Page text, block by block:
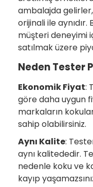
ambalajda
orijinali ile
müşteri deneyimi
satılmak üzere
Neden Tester
Ekonomik Fiyat:
göre daha uygun
markaların
sahip olabilirsiniz.
Aynı Kalite:
aynı kalitededir.
nedenle koku ve
kayıp